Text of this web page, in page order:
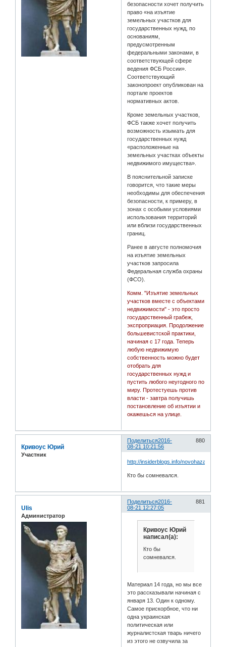
безопасности хочет получить
право «на изъятие
земельных участков для
государственных нужд, по
основаниям,
предусмотренным
федеральными законами, в
соответствующей сфере
ведения ФСБ России».
Соответствующий
законопроект опубликован на
портале проектов
нормативных актов.
Кроме земельных участков,
ФСБ также хочет получить
возможность изымать для
государственных нужд
«расположенные на
земельных участках объекты
недвижимого имущества».
В пояснительной записке
говорится, что такие меры
необходимы для обеспечения
безопасности, к примеру, в
зонах с особыми условиями
использования территорий
или вблизи государственных
границ.
Ранее в августе полномочия
на изъятие земельных
участков запросила
Федеральная служба охраны
(ФСО).
Комм. "Изъятие земельных
участков вместе с объектами
недвижимости" - это просто
государственный грабеж,
экспроприация. Продолжение
большевистской практики,
начиная с 17 года. Теперь
любую недвижимую
собственность можно будет
отобрать для
государственных нужд и
пустить любого неугодного по
миру. Протестуешь против
власти - завтра получишь
постановление об изъятии и
окажешься на улице.
Поделиться 880
2016-
08-21 10:21:56
Кривоус Юрий
Участник
http://insiderblogs.info/novohazarossiya/
Кто бы сомневался.
Поделиться 881
2016-
08-21 12:27:05
Ulis
Администратор
Кривоус Юрий
написал(а):
Кто бы
сомневался.
Материал 14 года, но мы все
это рассказывали начиная с
января 13. Один к одному.
Самое прискорбное, что ни
одна украинская
политическая или
журналистская тварь ничего
из этого не озвучила за